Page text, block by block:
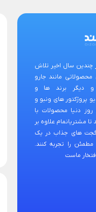
چندین سال اخیر تلاش
مانند جارو
و دیگر برند ها و
پروژکتور های ونبو و
دنیا محصولات با
مشتریانمام علاوه بر
های جذاب در یک
را تجربه کنند.
ماست